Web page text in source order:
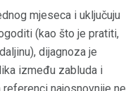
mjeseca i uključuju
(kao što je pratiti,
dijagnoza je
između zabluda i